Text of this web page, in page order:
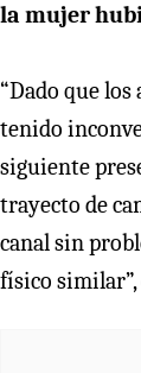
la mujer
“Dado que
tenido
siguiente
trayecto de
canal sin
físico